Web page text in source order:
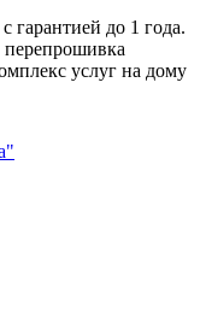
гарантией до 1 года.
перепрошивка
услуг на дому